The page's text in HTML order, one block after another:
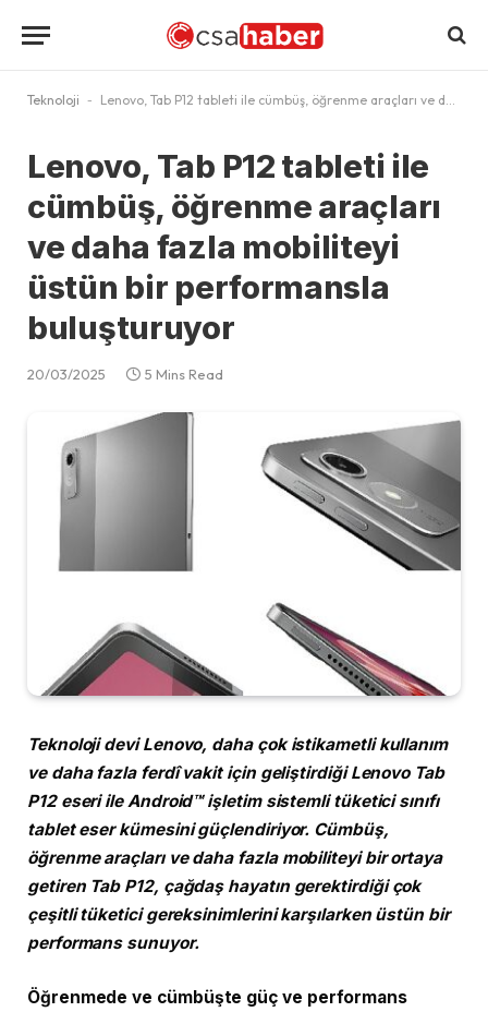
Teknoloji - Lenovo, Tab P12 tableti ile cümbüş, öğrenme araçları ve daha fazla mobiliteyi üstün bir performansla buluşturuyor
Lenovo, Tab P12 tableti ile
cümbüş, öğrenme araçları
ve daha fazla mobiliteyi
üstün bir performansla
buluşturuyor
20/03/2025 5 Mins Read
Teknoloji devi Lenovo, daha çok istikametli kullanım
ve daha fazla ferdî vakit için geliştirdiği Lenovo Tab
P12 eseri ile Android™ işletim sistemli tüketici sınıfı
tablet eser kümesini güçlendiriyor. Cümbüş,
öğrenme araçları ve daha fazla mobiliteyi bir ortaya
getiren Tab P12, çağdaş hayatın gerektirdiği çok
çeşitli tüketici gereksinimlerini karşılarken üstün bir
performans sunuyor.
Öğrenmede ve cümbüşte güç ve performans